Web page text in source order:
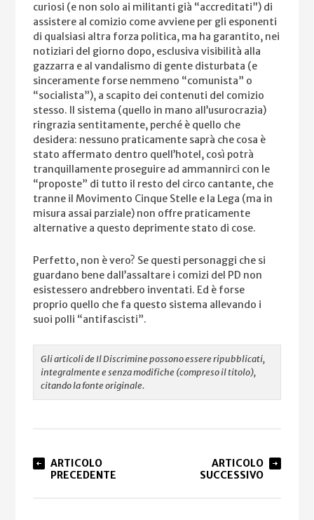
curiosi (e non solo ai militanti già “accreditati”) di
assistere al comizio come avviene per gli esponenti
di qualsiasi altra forza politica, ma ha garantito, nei
notiziari del giorno dopo, esclusiva visibilità alla
gazzarra e al vandalismo di gente disturbata (e
sinceramente forse nemmeno “comunista” o
“socialista”), a scapito dei contenuti del comizio
stesso. Il sistema (quello in mano all’usurocrazia)
ringrazia sentitamente, perché è quello che
desidera: nessuno praticamente saprà che cosa è
stato affermato dentro quell’hotel, così potrà
tranquillamente proseguire ad ammannirci con le
“proposte” di tutto il resto del circo cantante, che
tranne il Movimento Cinque Stelle e la Lega (ma in
misura assai parziale) non offre praticamente
alternative a questo deprimente stato di cose.
Perfetto, non è vero? Se questi personaggi che si
guardano bene dall’assaltare i comizi del PD non
esistessero andrebbero inventati. Ed è forse
proprio quello che fa questo sistema allevando i
suoi polli “antifascisti”.
Gli articoli de Il Discrimine possono essere ripubblicati,
integralmente e senza modifiche (compreso il titolo),
citando la fonte originale.
ARTICOLO
PRECEDENTE
ARTICOLO
SUCCESSIVO